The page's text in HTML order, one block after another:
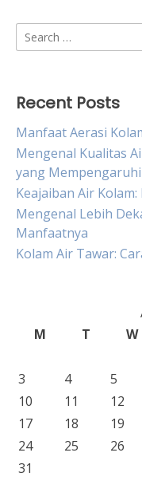
Search
for:
Recent Posts
Manfaat Aerasi
Mengenal Kualitas
yang Mempengaruhi
Keajaiban Air
Mengenal Lebih
Manfaatnya
Kolam Air Tawar:
M
T W
3
4 5
10
11 12
17
18 19
24
25 26
31